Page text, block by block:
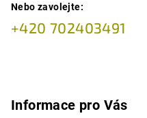
Nebo zavolejte:
+420 702403491
Informace pro Vás